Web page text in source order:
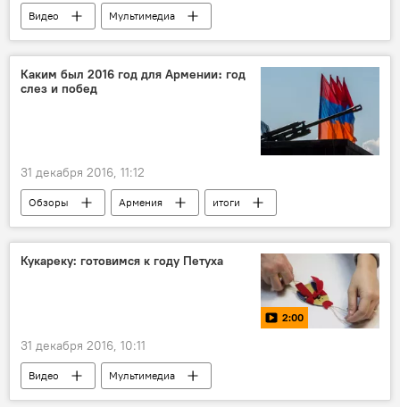
Видео
Мультимедиа
новогодние поздравления
мир
граница
пограничник
Новый год
поздравления
Каким был 2016 год для Армении։ год
слез и побед
31 декабря 2016, 11:12
Обзоры Армения итоги
Кукареку: готовимся к году Петуха
2:00
31 декабря 2016, 10:11
Видео
Мультимедиа
изготовление елочных игрушек